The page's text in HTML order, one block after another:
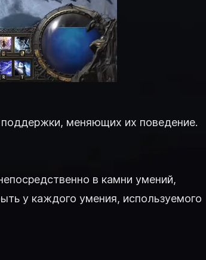
меняющих их поведение.
в камни умений,
у каждого умения, используемого